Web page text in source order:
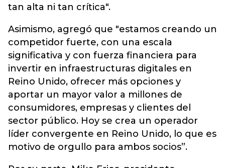
tan alta ni tan crítica".
Asimismo, agregó que "estamos creando un
competidor fuerte, con una escala
significativa y con fuerza financiera para
invertir en infraestructuras digitales en
Reino Unido, ofrecer más opciones y
aportar un mayor valor a millones de
consumidores, empresas y clientes del
sector público. Hoy se crea un operador
líder convergente en Reino Unido, lo que es
motivo de orgullo para ambos socios”.